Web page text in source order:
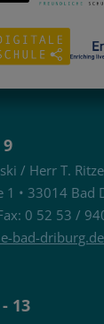
/ Herr T.
1 • 33014 Bad
0 52 53 /
bad-driburg.de
13